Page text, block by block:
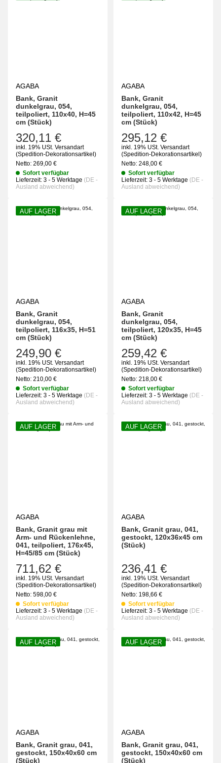
AGABA
Bank, Granit
dunkelgrau, 054,
teilpoliert, 110x40, H=45
cm (Stück)
320,11 €
inkl. 19% USt. Versandart
(Spedition-Dekorationsartikel)
Netto: 269,00 €
Sofort verfügbar
Lieferzeit: 3 - 5 Werktage (DE -
Ausland abweichend)
AGABA
Bank, Granit
dunkelgrau, 054,
teilpoliert, 110x42, H=45
cm (Stück)
295,12 €
inkl. 19% USt. Versandart
(Spedition-Dekorationsartikel)
Netto: 248,00 €
Sofort verfügbar
Lieferzeit: 3 - 5 Werktage (DE -
Ausland abweichend)
AUF LAGER
AGABA
Bank, Granit
dunkelgrau, 054,
teilpoliert, 116x35, H=51
cm (Stück)
249,90 €
inkl. 19% USt. Versandart
(Spedition-Dekorationsartikel)
Netto: 210,00 €
Sofort verfügbar
Lieferzeit: 3 - 5 Werktage (DE -
Ausland abweichend)
AUF LAGER
AGABA
Bank, Granit
dunkelgrau, 054,
teilpoliert, 120x35, H=45
cm (Stück)
259,42 €
inkl. 19% USt. Versandart
(Spedition-Dekorationsartikel)
Netto: 218,00 €
Sofort verfügbar
Lieferzeit: 3 - 5 Werktage (DE -
Ausland abweichend)
AUF LAGER
AGABA
Bank, Granit grau mit
Arm- und Rückenlehne,
041, teilpoliert, 176x45,
H=45/85 cm (Stück)
711,62 €
inkl. 19% USt. Versandart
(Spedition-Dekorationsartikel)
Netto: 598,00 €
Sofort verfügbar
Lieferzeit: 3 - 5 Werktage (DE -
Ausland abweichend)
AUF LAGER
AGABA
Bank, Granit grau, 041,
gestockt, 120x36x45 cm
(Stück)
236,41 €
inkl. 19% USt. Versandart
(Spedition-Dekorationsartikel)
Netto: 198,66 €
Sofort verfügbar
Lieferzeit: 3 - 5 Werktage (DE -
Ausland abweichend)
AUF LAGER
AGABA
Bank, Granit grau, 041,
gestockt, 150x40x60 cm
(Stück)
AUF LAGER
AGABA
Bank, Granit grau, 041,
gestockt, 150x40x60 cm
(Stück)